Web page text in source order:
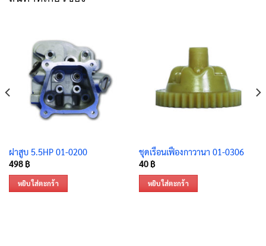
ฝาสูบ 5.5HP 01-0200
498 ฿
หยิบใส่ตะกร้า
ชุดเรือนเฟืองกาวานา 01-0306
40 ฿
หยิบใส่ตะกร้า